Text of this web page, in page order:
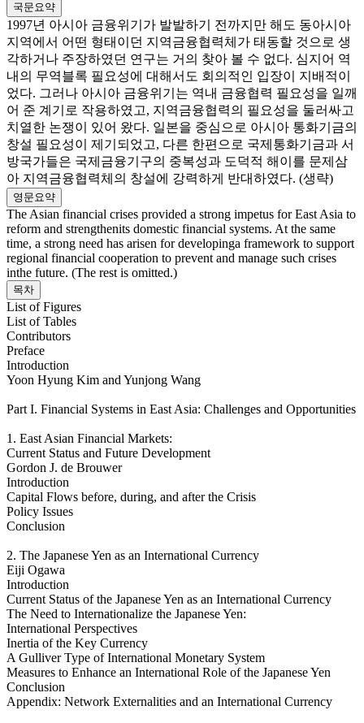
국문요약
1997년 아시아 금융위기가 발발하기 전까지만 해도 동아시아
지역에서 어떤 형태이던 지역금융협력체가 태동할 것으로 생
각하거나 주장하였던 연구는 거의 찾아 볼 수 없다. 심지어 역
내의 무역블록 필요성에 대해서도 회의적인 입장이 지배적이
었다. 그러나 아시아 금융위기는 역내 금융협력 필요성을 일깨
어 준 계기로 작용하였고, 지역금융협력의 필요성을 둘러싸고
치열한 논쟁이 있어 왔다. 일본을 중심으로 아시아 통화기금의
창설 필요성이 제기되었고, 다른 한편으로 국제통화기금과 서
방국가들은 국제금융기구의 중복성과 도덕적 해이를 문제삼
아 지역금융협력체의 창설에 강력하게 반대하였다. (생략)
영문요약
The Asian financial crises provided a strong impetus for East Asia to
reform and strengthenits domestic financial systems. At the same
time, a strong need has arisen for developinga framework to support
regional financial cooperation to prevent and manage such crises
inthe future. (The rest is omitted.)
목차
List of Figures
List of Tables
Contributors
Preface
Introduction
Yoon Hyung Kim and Yunjong Wang
Part I. Financial Systems in East Asia: Challenges and Opportunities
1. East Asian Financial Markets:
Current Status and Future Development
Gordon J. de Brouwer
Introduction
Capital Flows before, during, and after the Crisis
Policy Issues
Conclusion
2. The Japanese Yen as an International Currency
Eiji Ogawa
Introduction
Current Status of the Japanese Yen as an International Currency
The Need to Internationalize the Japanese Yen:
International Perspectives
Inertia of the Key Currency
A Gulliver Type of International Monetary System
Measures to Enhance an International Role of the Japanese Yen
Conclusion
Appendix: Network Externalities and an International Currency